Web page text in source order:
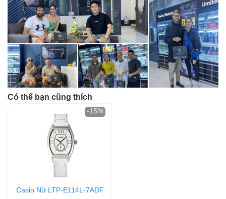
Có thể bạn cũng thích
Casio Nữ LTP-E114L-7ADF
-15%